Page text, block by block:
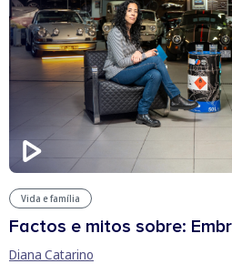
Vida e família
Factos e mitos sobre:
Diana Catarino